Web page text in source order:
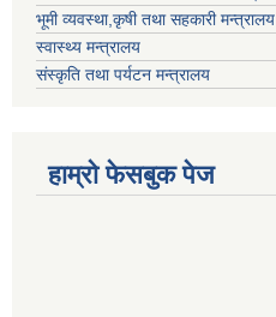
भूमी व्यवस्था,कृषी तथा सहकारी मन्त्रालय
स्वास्थ्य मन्त्रालय
संस्कृति तथा पर्यटन मन्त्रालय
हाम्राे फेसबुक पेज